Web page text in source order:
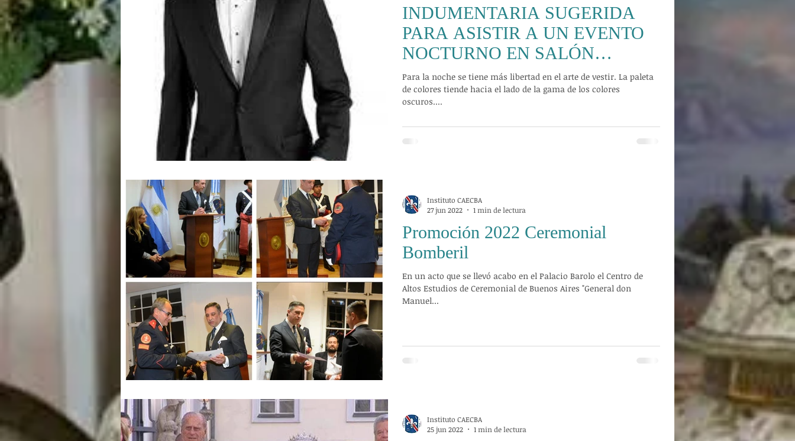
INDUMENTARIA SUGERIDA
PARA ASISTIR A UN EVENTO
NOCTURNO EN SALÓN
CERRADO
Para la noche se tiene más libertad en el arte de vestir. La paleta
de colores tiende hacia el lado de la gama de los colores
oscuros....
Promoción 2022 Ceremonial
Bomberil
En un acto que se llevó acabo en el Palacio Barolo el Centro de
Altos Estudios de Ceremonial de Buenos Aires "General don
Manuel...
Instituto CAECBA
27 jun 2022
1 min de lectura
Instituto CAECBA
25 jun 2022
1 min de lectura